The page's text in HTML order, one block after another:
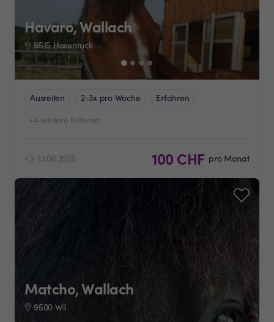
Havaro, Wallach
9515 Hosenruck
Ausreiten 2-3x pro Woche
Erfahren
+4 weitere Kriterien
13.06.2026 100 CHF pro Monat
Matcho, Wallach
9500 Wil